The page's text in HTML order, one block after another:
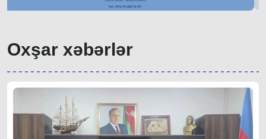
Oxşar xəbərlər